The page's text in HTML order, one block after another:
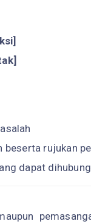
beserta rujukan
dapat